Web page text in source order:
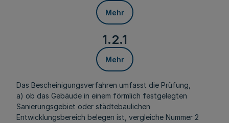
Mehr
1.2.1
Mehr
Das Bescheinigungsverfahren umfasst die Prüfung,
a) ob das Gebäude in einem förmlich festgelegten
Sanierungsgebiet oder städtebaulichen
Entwicklungsbereich belegen ist, vergleiche Nummer 2